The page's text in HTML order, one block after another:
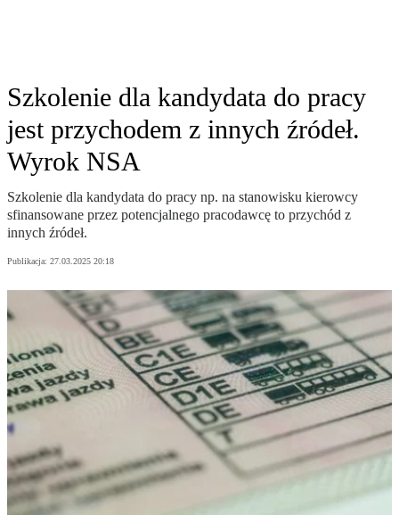
Szkolenie dla kandydata do pracy
jest przychodem z innych źródeł.
Wyrok NSA
Szkolenie dla kandydata do pracy np. na stanowisku kierowcy
sfinansowane przez potencjalnego pracodawcę to przychód z
innych źródeł.
Publikacja: 27.03.2025 20:18